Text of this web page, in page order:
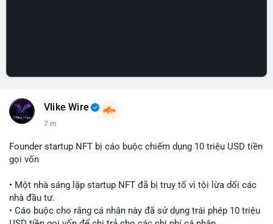
Vlike Wire
7 m
Founder startup NFT bị cáo buộc chiếm dụng 10 triệu USD tiền
gọi vốn
• Một nhà sáng lập startup NFT đã bị truy tố vì tội lừa dối các
nhà đầu tư.
• Cáo buộc cho rằng cá nhân này đã sử dụng trái phép 10 triệu